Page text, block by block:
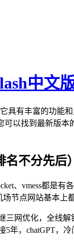
中文
具有丰富的功
以找到最新版
不分先后）
、vmess都是有
节点网站基本上
网优化，全线解
年，chatGPT，冷